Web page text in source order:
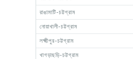
রাঙামাটি-চট্টগ্রাম
নোয়াখালী-চট্টগ্রাম
লক্ষ্মীপুর-চট্টগ্রাম
খাগড়াছড়ি-চট্টগ্রাম